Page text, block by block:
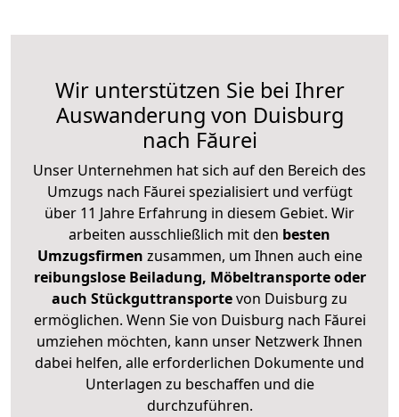
Wir unterstützen Sie bei Ihrer
Auswanderung von Duisburg
nach Făurei
Unser Unternehmen hat sich auf den Bereich des
Umzugs nach Făurei spezialisiert und verfügt
über 11 Jahre Erfahrung in diesem Gebiet. Wir
arbeiten ausschließlich mit den besten
Umzugsfirmen zusammen, um Ihnen auch eine
reibungslose Beiladung, Möbeltransporte oder
auch Stückguttransportevon Duisburg zu
ermöglichen. Wenn Sie von Duisburg nach Făurei
umziehen möchten, kann unser Netzwerk Ihnen
dabei helfen, alle erforderlichen Dokumente und
Unterlagen zu beschaffen und die
durchzuführen.